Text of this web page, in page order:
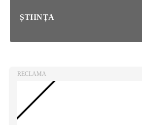
ȘTIINȚA
RECLAMA